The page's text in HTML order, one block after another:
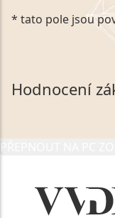
Kliknutím na výše
zákonem č. 101/
souhlasím se
mých osobních
společnosti
údaje poskytuji
* tato pole jsou
Hodnocení